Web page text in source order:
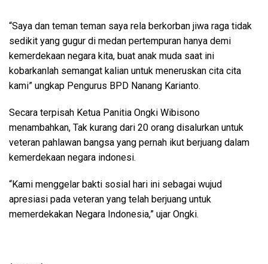
“Saya dan teman teman saya rela berkorban jiwa raga tidak
sedikit yang gugur di medan pertempuran hanya demi
kemerdekaan negara kita, buat anak muda saat ini
kobarkanlah semangat kalian untuk meneruskan cita cita
kami” ungkap Pengurus BPD Nanang Karianto.
Secara terpisah Ketua Panitia Ongki Wibisono
menambahkan, Tak kurang dari 20 orang disalurkan untuk
veteran pahlawan bangsa yang pernah ikut berjuang dalam
kemerdekaan negara indonesi.
“Kami menggelar bakti sosial hari ini sebagai wujud
apresiasi pada veteran yang telah berjuang untuk
memerdekakan Negara Indonesia,” ujar Ongki.